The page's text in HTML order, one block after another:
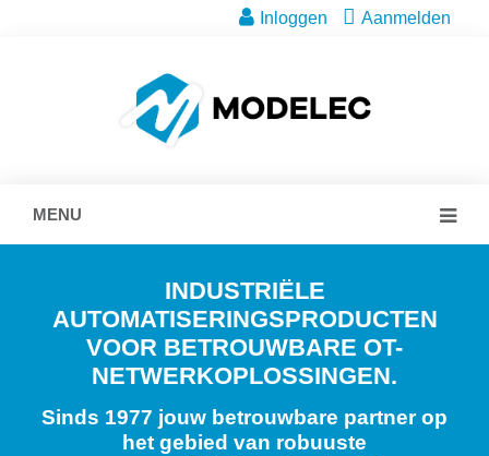
Inloggen Aanmelden
MENU
INDUSTRIËLE
AUTOMATISERINGSPRODUCTEN
VOOR BETROUWBARE OT-
NETWERKOPLOSSINGEN.
Sinds 1977 jouw betrouwbare partner op
het gebied van robuuste